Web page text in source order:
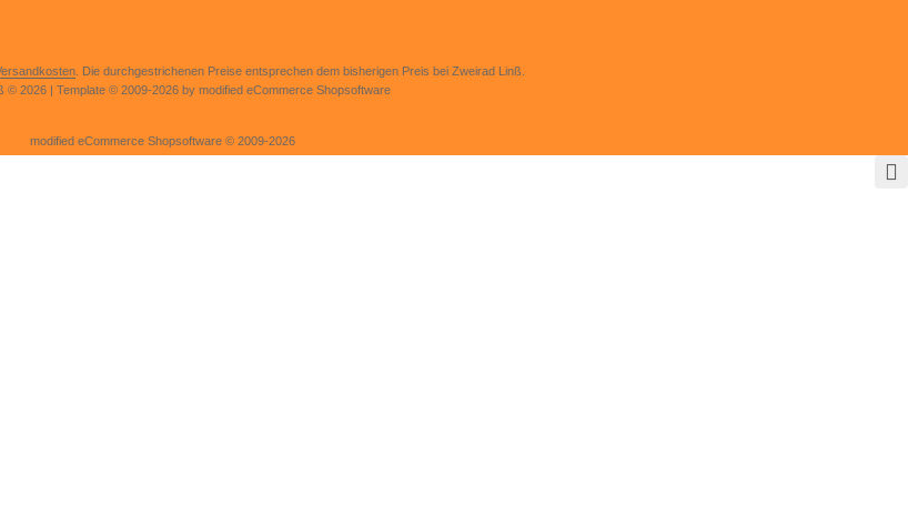
. Die durchgestrichenen Preise entsprechen dem bisherigen Preis bei Zweirad Linß.
© 2026 | Template © 2009-2026 by modified eCommerce Shopsoftware
modified eCommerce Shopsoftware © 2009-2026